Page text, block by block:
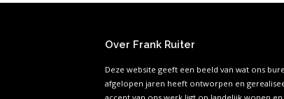
Over Frank Ruiter
Deze website geeft een beeld van wat ons
afgelopen jaren heeft ontworpen en